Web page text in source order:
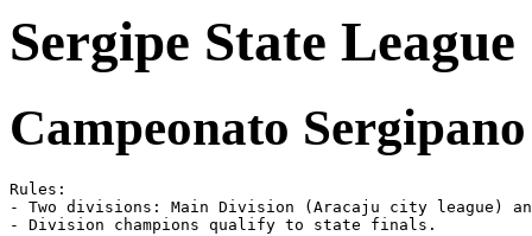
Sergipe State League
Campeonato
Rules:
- Two divisions: Main Division (Aracaju city league)
- Division champions qualify to state finals.